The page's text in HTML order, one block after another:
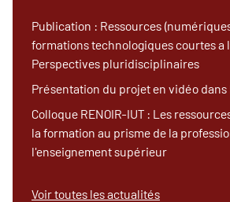
Publication : Ressources
formations technologiques courtes a
Perspectives pluridisciplinaires
Présentation du projet en vidéo dans
Colloque RENOIR-IUT : Les
la formation au prisme de la
l'enseignement supérieur
Voir toutes les actualités